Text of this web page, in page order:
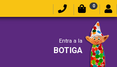
0
Entra a la
BOTIGA